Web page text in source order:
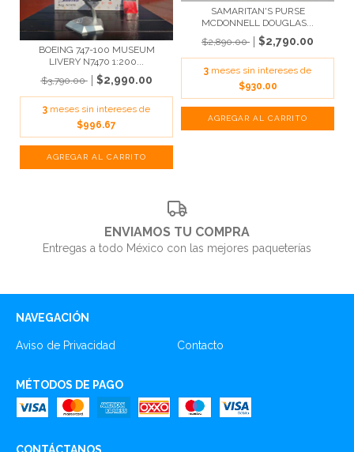
BOEING 747-100 MUSEUM
LIVERY N7470 1:200...
$3,790.00
$2,990.00
3 meses sin intereses de
$996.67
SAMARITAN'S PURSE
MCDONNELL DOUGLAS...
$2,890.00
$2,790.00
3 meses sin intereses de
$930.00
ENVIAMOS TU COMPRA
Entregas a todo México con las mejores paqueterías
NAVEGACIÓN
Aviso de Privacidad Contacto
MÉTODOS DE PAGO